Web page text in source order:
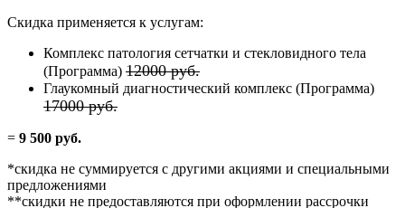
Скидка применяется к услугам:
Комплекс патология сетчатки и стекловидного тела
(Программа) 12000 руб.
Глаукомный диагностический комплекс (Программа)
17000 руб.
= 9 500 руб.
*скидка не суммируется с другими акциями и специальными
предложениями
**скидки не предоставляются при оформлении рассрочки